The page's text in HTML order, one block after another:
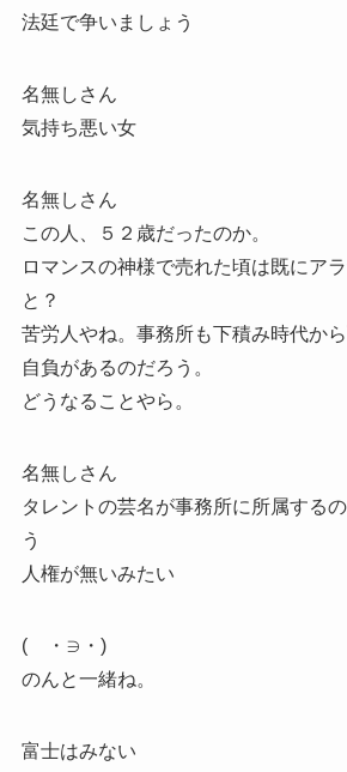
法廷で争いましょう
名無しさん
気持ち悪い女
名無しさん
この人、５２歳だったのか。
ロマンスの神様で売れた頃は既にア
と？
苦労人やね。事務所も下積み時代か
自負があるのだろう。
どうなることやら。
名無しさん
タレントの芸名が事務所に所属する
う
人権が無いみたい
( ・∋・)
のんと一緒ね。
富士はみない